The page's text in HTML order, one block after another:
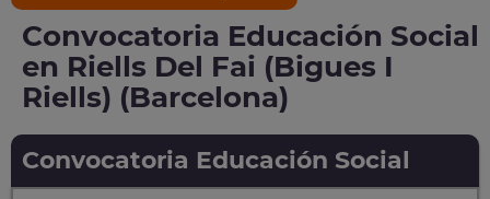
Convocatoria Educación Social
en Riells Del Fai (Bigues I
Riells) (Barcelona)
Convocatoria Educación Social